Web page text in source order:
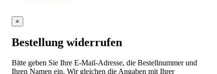
×
Bestellung widerrufen
Bitte geben Sie Ihre E-Mail-Adresse, die Bestellnummer und
Ihren Namen ein. Wir gleichen die Angaben mit Ihrer